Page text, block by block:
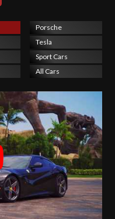
Porsche
Tesla
Sport Cars
All Cars